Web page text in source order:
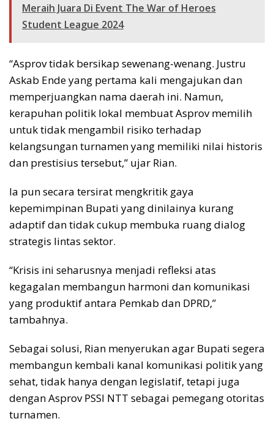
Meraih Juara Di Event The War of Heroes
Student League 2024
“Asprov tidak bersikap sewenang-wenang. Justru
Askab Ende yang pertama kali mengajukan dan
memperjuangkan nama daerah ini. Namun,
kerapuhan politik lokal membuat Asprov memilih
untuk tidak mengambil risiko terhadap
kelangsungan turnamen yang memiliki nilai historis
dan prestisius tersebut,” ujar Rian.
Ia pun secara tersirat mengkritik gaya
kepemimpinan Bupati yang dinilainya kurang
adaptif dan tidak cukup membuka ruang dialog
strategis lintas sektor.
“Krisis ini seharusnya menjadi refleksi atas
kegagalan membangun harmoni dan komunikasi
yang produktif antara Pemkab dan DPRD,”
tambahnya.
Sebagai solusi, Rian menyerukan agar Bupati segera
membangun kembali kanal komunikasi politik yang
sehat, tidak hanya dengan legislatif, tetapi juga
dengan Asprov PSSI NTT sebagai pemegang otoritas
turnamen.